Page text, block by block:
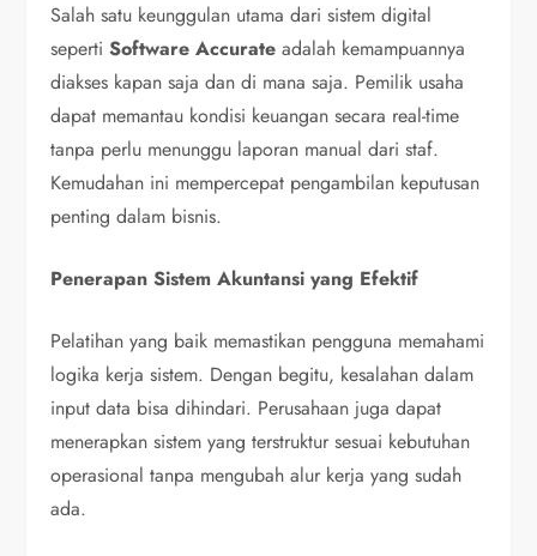
Salah satu keunggulan utama dari sistem digital
sepertiSoftware Accurate adalah kemampuannya
diakses kapan saja dan di mana saja. Pemilik usaha
dapat memantau kondisi keuangan secara real-time
tanpa perlu menunggu laporan manual dari staf.
Kemudahan ini mempercepat pengambilan keputusan
penting dalam bisnis.
Penerapan Sistem Akuntansi yang Efektif
Pelatihan yang baik memastikan pengguna memahami
logika kerja sistem. Dengan begitu, kesalahan dalam
input data bisa dihindari. Perusahaan juga dapat
menerapkan sistem yang terstruktur sesuai kebutuhan
operasional tanpa mengubah alur kerja yang sudah
ada.